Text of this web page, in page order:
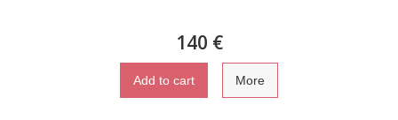
140 €
Add to cart More